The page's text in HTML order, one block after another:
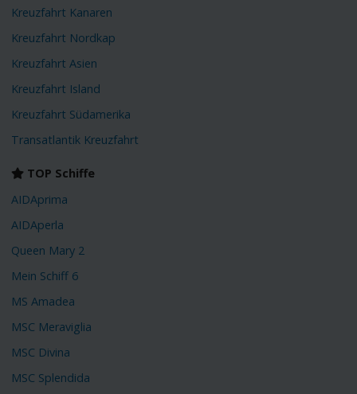
Kreuzfahrt Kanaren
Kreuzfahrt Nordkap
Kreuzfahrt Asien
Kreuzfahrt Island
Kreuzfahrt Südamerika
Transatlantik Kreuzfahrt
TOP Schiffe
AIDAprima
AIDAperla
Queen Mary 2
Mein Schiff 6
MS Amadea
MSC Meraviglia
MSC Divina
MSC Splendida